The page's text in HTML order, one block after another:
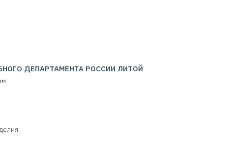
ДЕПАРТАМЕНТА РОССИИ ЛИТОЙ